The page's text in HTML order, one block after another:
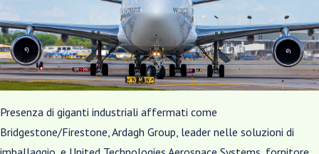
Presenza di giganti industriali affermati come
Bridgestone/Firestone, Ardagh Group, leader nelle soluzioni di